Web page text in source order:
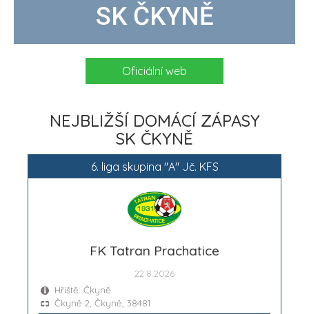
SK ČKYNĚ
Oficiální web
NEJBLIŽŠÍ DOMÁCÍ ZÁPASY
SK ČKYNĚ
6. liga skupina "A" Jč. KFS
FK Tatran Prachatice
22.8.2026
Hřiště: Čkyně
Čkyně 2, Čkyně, 38481